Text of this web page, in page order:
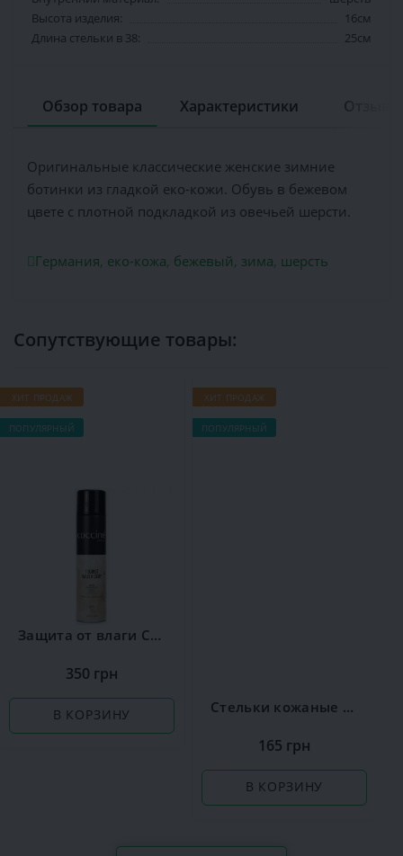
Высота изделия:
16см
Длина стельки в 38:
25см
Обзор товара Характеристики
Оригинальные классические женские зимние
ботинки из гладкой еко-кожи. Обувь в бежевом
цвете с плотной подкладкой из овечьей шерсти.
Германия, еко-кожа, бежевый, зима, шерсть
Сопутствующие товары:
ХИТ ПРОДАЖ
ПОПУЛЯРНЫЙ
Защита от влаги Сoccine
350 грн
В КОРЗИНУ
ХИТ ПРОДАЖ
ПОПУЛЯРНЫЙ
Стельки кожаные Coccine Leather on Latex
165 грн
В КОРЗИНУ